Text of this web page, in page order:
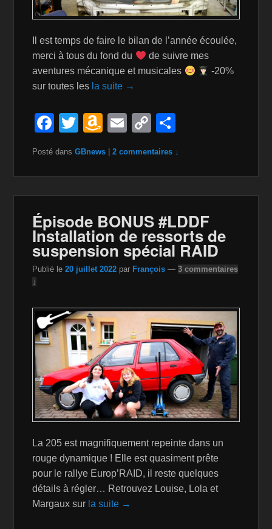
Il est temps de faire le bilan de l’année écoulée,
merci à tous du fond du
de suivre mes
aventures mécanique et musicales
-20%
sur toutes les la suite →
F
c
e
b
o
o
k
T
tt
er
A
a
z
o
n
W
is
h
st
E
ail
C
p
y
Li
n
k
ta
g
er
Posté dans GBnews |2 commentaires ↓
Épisode BONUS #LDDF
Installation de ressorts de
suspension spécial RAID
Publié le20 juillet 2022 par François —3 commentaires
↓
La 205 est magnifiquement repeinte dans un
rouge dynamique ! Elle est quasiment prête
pour le rallye Europ’RAID, il reste quelques
détails à régler… Retrouvez Louise, Lola et
Margaux sur la suite →